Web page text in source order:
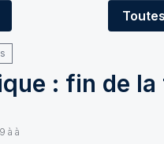
Toutes
: fin de
à à